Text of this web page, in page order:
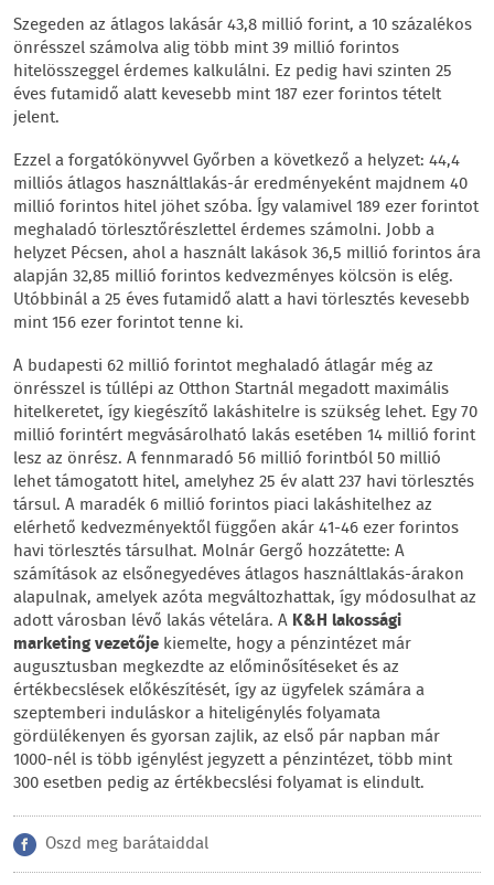
Szegeden az átlagos lakásár 43,8 millió forint, a 10 százalékos
önrésszel számolva alig több mint 39 millió forintos
hitelösszeggel érdemes kalkulálni. Ez pedig havi szinten 25
éves futamidő alatt kevesebb mint 187 ezer forintos tételt
jelent.
Ezzel a forgatókönyvvel Győrben a következő a helyzet: 44,4
milliós átlagos használtlakás-ár eredményeként majdnem 40
millió forintos hitel jöhet szóba. Így valamivel 189 ezer forintot
meghaladó törlesztőrészlettel érdemes számolni. Jobb a
helyzet Pécsen, ahol a használt lakások 36,5 millió forintos ára
alapján 32,85 millió forintos kedvezményes kölcsön is elég.
Utóbbinál a 25 éves futamidő alatt a havi törlesztés kevesebb
mint 156 ezer forintot tenne ki.
A budapesti 62 millió forintot meghaladó átlagár még az
önrésszel is túllépi az Otthon Startnál megadott maximális
hitelkeretet, így kiegészítő lakáshitelre is szükség lehet. Egy 70
millió forintért megvásárolható lakás esetében 14 millió forint
lesz az önrész. A fennmaradó 56 millió forintból 50 millió
lehet támogatott hitel, amelyhez 25 év alatt 237 havi törlesztés
társul. A maradék 6 millió forintos piaci lakáshitelhez az
elérhető kedvezményektől függően akár 41-46 ezer forintos
havi törlesztés társulhat. Molnár Gergő hozzátette: A
számítások az elsőnegyedéves átlagos használtlakás-árakon
alapulnak, amelyek azóta megváltozhattak, így módosulhat az
adott városban lévő lakás vételára. A K&H lakossági
marketing vezetője kiemelte, hogy a pénzintézet már
augusztusban megkezdte az előminősítéseket és az
értékbecslések előkészítését, így az ügyfelek számára a
szeptemberi induláskor a hiteligénylés folyamata
gördülékenyen és gyorsan zajlik, az első pár napban már
1000-nél is több igénylést jegyzett a pénzintézet, több mint
300 esetben pedig az értékbecslési folyamat is elindult.
Oszd meg barátaiddal